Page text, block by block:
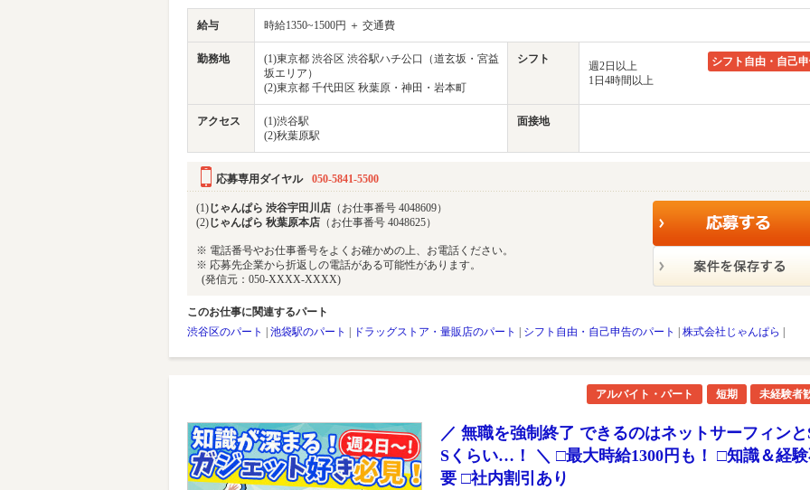
給与 時給1350~1500円 ＋ 交通費
勤務地
(1)東京都 渋谷区 渋谷駅ハチ公口（道玄坂・宮益
坂エリア）
(2)東京都 千代田区 秋葉原・神田・岩本町
シフト
週2日以上
1日4時間以上
シフト自由・自己
アクセス
(1)渋谷駅
(2)秋葉原駅
面接地
応募専用ダイヤル 050-5841-5500
(1)じゃんぱら 渋谷宇田川店 （お仕事番号 4048609）
(2)じゃんぱら 秋葉原本店 （お仕事番号 4048625）
※ 電話番号やお仕事番号をよくお確かめの上、お電話ください。
※ 応募先企業から折返しの電話がある可能性があります。
(発信元：050-XXXX-XXXX)
このお仕事に関連するパート
渋谷区のパート
池袋駅のパート ドラッグストア・量販店のパート シフト自由・自己申告のパート 株式会社じゃんぱら
アルバイト・パート 短期 未経験者
／ 無職を強制終了 できるのはネットサーフィンと
Sくらい…！ ＼ □最大時給1300円も！ □知識＆経
要 □社内割引あり